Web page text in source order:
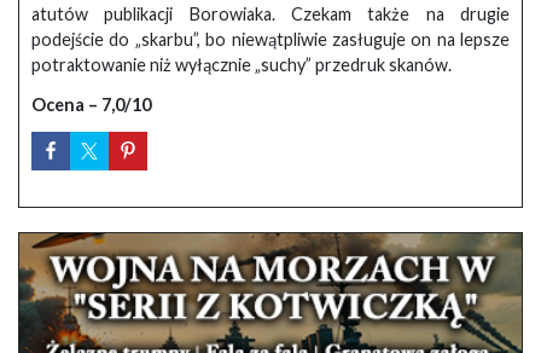
atutów publikacji Borowiaka. Czekam także na drugie
podejście do „skarbu”, bo niewątpliwie zasługuje on na lepsze
potraktowanie niż wyłącznie „suchy” przedruk skanów.
Ocena – 7,0/10